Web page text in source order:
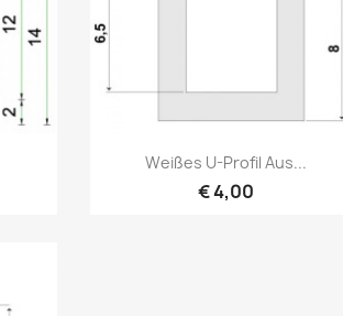
Vorschau
Weißes U-Profil Aus...
€ 4,00